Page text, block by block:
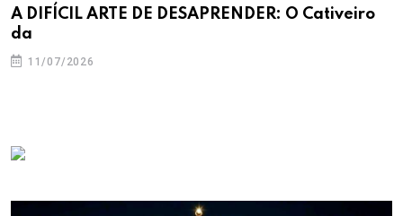
A DIFÍCIL ARTE DE DESAPRENDER: O Cativeiro
da
11/07/2026